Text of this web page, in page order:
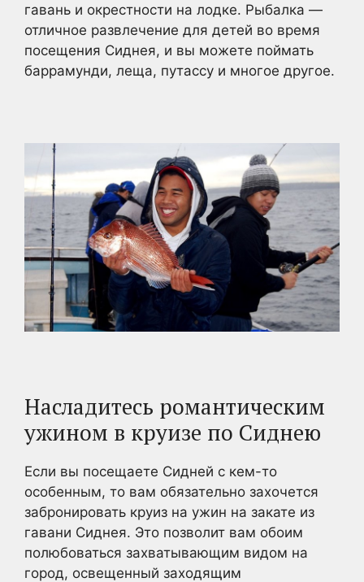
гавань и окрестности на лодке. Рыбалка —
отличное развлечение для детей во время
посещения Сиднея, и вы можете поймать
баррамунди, леща, путассу и многое другое.
Насладитесь романтическим
ужином в круизе по Сиднею
Если вы посещаете Сидней с кем-то
особенным, то вам обязательно захочется
забронировать круиз на ужин на закате из
гавани Сиднея. Это позволит вам обоим
полюбоваться захватывающим видом на
город, освещенный заходящим